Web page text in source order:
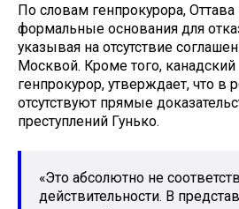
По словам генпрокурора,
формальные основания для
указывая на отсутствие
Москвой. Кроме того,
генпрокурор, утверждает, что в
отсутствуют прямые
преступлений Гунько.
«Это абсолютно не
действительности. В